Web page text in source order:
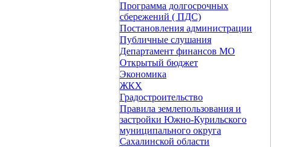
Программа долгосрочных
сбережений ( ПДС)
Постановления администрации
Публичные слушания
Департамент финансов МО
Открытый бюджет
Экономика
ЖКХ
Градостроительство
Правила землепользования и
застройки Южно-Курильского
муниципального округа
Сахалинской области